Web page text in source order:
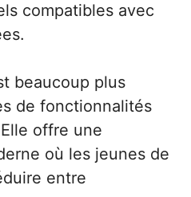
compatibles avec
beaucoup plus
de fonctionnalités
offre une
où les jeunes de
entre